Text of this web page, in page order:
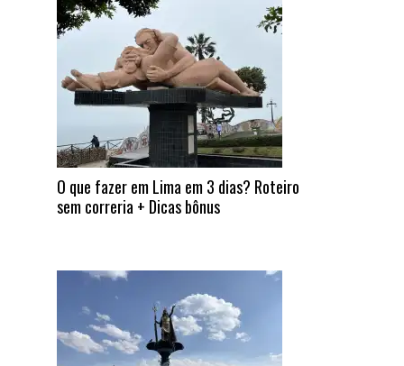
O que fazer em Lima em 3 dias? Roteiro
sem correria + Dicas bônus